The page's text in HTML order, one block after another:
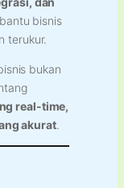
bisnis
terukur.
bukan
real-time,
akurat.